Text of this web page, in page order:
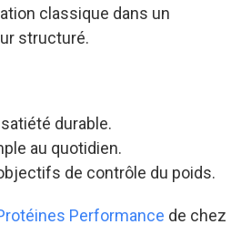
classique dans un
structuré.
durable.
au quotidien.
de contrôle du poids.
Performance de chez